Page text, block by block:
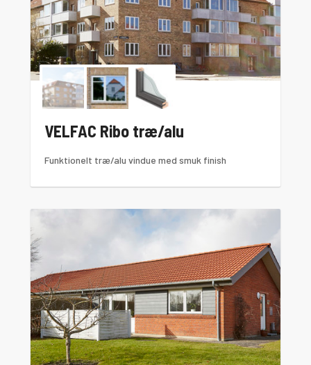
VELFAC Ribo træ/alu
Funktionelt træ/alu vindue med smuk finish